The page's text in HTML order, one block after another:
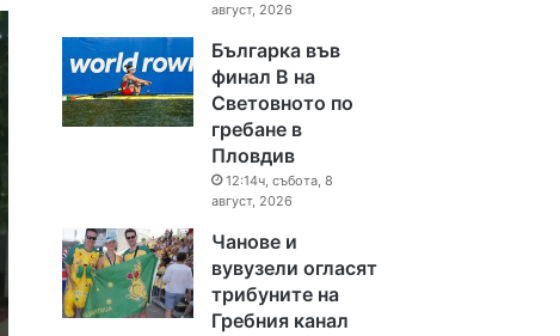
август, 2026
Българка във
финал B на
Световното по
гребане в
Пловдив
12:14ч, събота, 8
август, 2026
Чанове и
вувузели огласят
трибуните на
Гребния канал